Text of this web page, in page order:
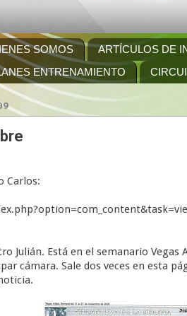
SOMOS ARTÍCULOS DE
ENTRENAMIENTO
Carlos:
Julián. Está en el semanario Vegas
cámara. Sale dos veces en esta